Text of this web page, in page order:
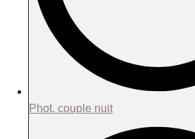
Phot. couple nuit